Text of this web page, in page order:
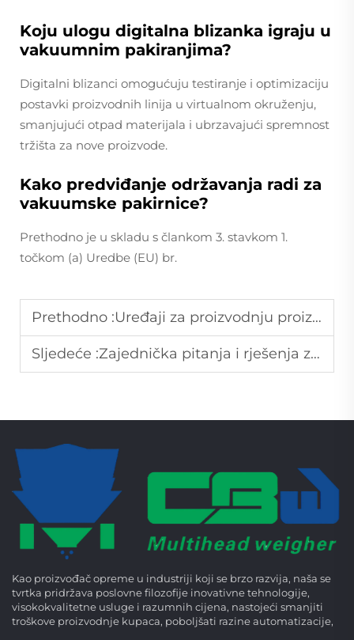
Koju ulogu digitalna blizanka igraju u
vakuumnim pakiranjima?
Digitalni blizanci omogućuju testiranje i optimizaciju
postavki proizvodnih linija u virtualnom okruženju,
smanjujući otpad materijala i ubrzavajući spremnost
tržišta za nove proizvode.
Kako predviđanje održavanja radi za
vakuumske pakirnice?
Prethodno je u skladu s člankom 3. stavkom 1.
točkom (a) Uredbe (EU) br.
Prethodno :Uređaji za proizvodnju proizvoda
Sljedeće :Zajednička pitanja i rješenja za vakuumsku ambalažu
Kao proizvođač opreme u industriji koji se brzo razvija, naša se
tvrtka pridržava poslovne filozofije inovativne tehnologije,
visokokvalitetne usluge i razumnih cijena, nastojeći smanjiti
troškove proizvodnje kupaca, poboljšati razine automatizacije,